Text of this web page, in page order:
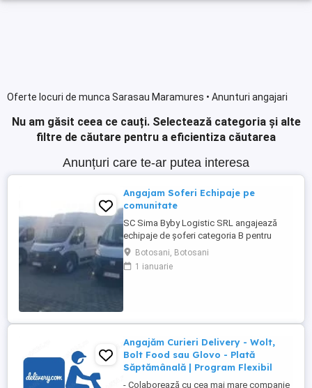
Oferte locuri de munca Sarasau Maramures • Anunturi angajari
Nu am găsit ceea ce cauți. Selectează categoria și alte
filtre de căutare pentru a eficientiza căutarea
Anunțuri care te-ar putea interesa
Angajam Soferi Echipaje pe
comunitate
SC Sima Byby Logistic SRL angajează
echipaje de șoferi categoria B pentru
transport internațional (comunitate)!
Căutăm echipaje formate din 2 șoferi,
posesori ai permisului categoria B, pentru
Botosani, Botosani
1 ianuarie
Angajăm Curieri Delivery - Wolt,
Bolt Food sau Glovo - Plată
Săptămânală | Program Flexibil
- Colaborează cu cea mai mare companie